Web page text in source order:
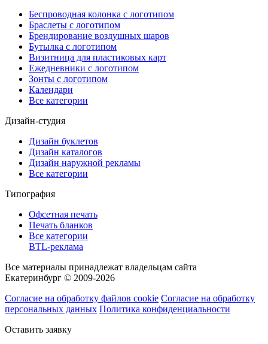
Беспроводная колонка с логотипом
Браслеты с логотипом
Брендирование воздушных шаров
Бутылка с логотипом
Визитница для пластиковых карт
Ежедневники с логотипом
Зонты с логотипом
Календари
Все категории
Дизайн-студия
Дизайн буклетов
Дизайн каталогов
Дизайн наружной рекламы
Все категории
Типография
Офсетная печать
Печать бланков
Все категории
BTL-реклама
Все материалы принадлежат владельцам сайта
Екатеринбург © 2009-2026
Согласие на обработку файлов cookie Согласие на обработку
персональных данных Политика конфиденциальности
Оставить заявку